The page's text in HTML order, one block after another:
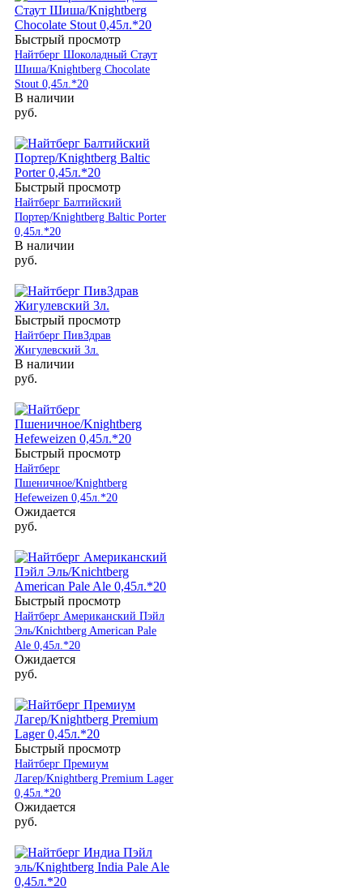
Быстрый просмотр
Найтберг Шоколадный Стаут
Шиша/Knightberg Chocolate
Stout 0,45л.*20
В наличии
руб.
Быстрый просмотр
Найтберг Балтийский
Портер/Knightberg Baltic Porter
0,45л.*20
В наличии
руб.
Быстрый просмотр
Найтберг ПивЗдрав
Жигулевский 3л.
В наличии
руб.
Быстрый просмотр
Найтберг
Пшеничное/Knightberg
Hefeweizen 0,45л.*20
Ожидается
руб.
Быстрый просмотр
Найтберг Американский Пэйл
Эль/Knichtberg American Pale
Ale 0,45л.*20
Ожидается
руб.
Быстрый просмотр
Найтберг Премиум
Лагер/Knightberg Premium Lager
0,45л.*20
Ожидается
руб.